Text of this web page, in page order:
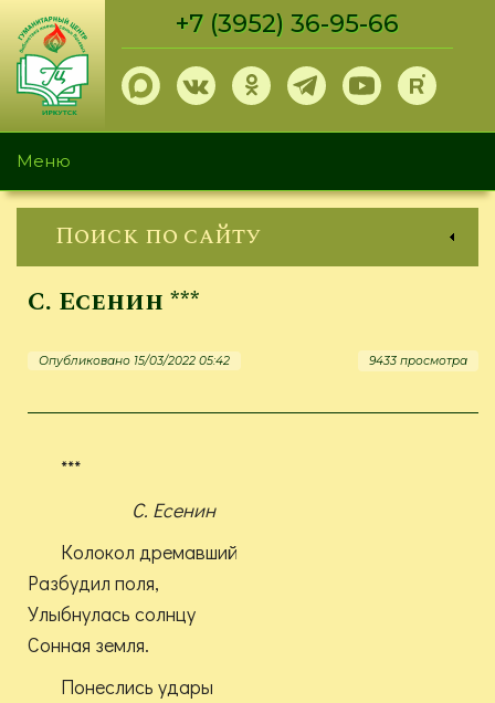
Перейти
основному
содержанию
+7 (3952) 36-95-66
Меню
Поиск по сайту
С. Есенин ***
Опубликовано 15/03/2022 05:42 9433 просмотра
***
С. Есенин
Колокол дремавший
Разбудил поля,
Улыбнулась солнцу
Сонная земля.
Понеслись удары